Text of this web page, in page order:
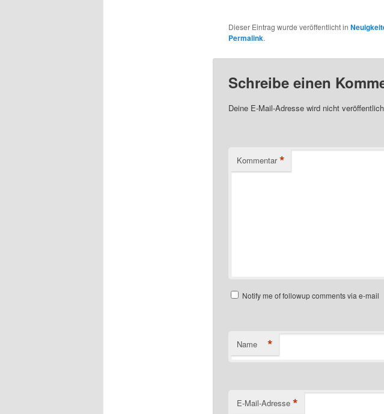
Dieser Eintrag wurde veröffentlicht in
Permalink.
Schreibe einen
Deine E-Mail-Adresse wird nicht
Kommentar *
Notify me of followup comments via e-mail
Name *
E-Mail-Adresse *